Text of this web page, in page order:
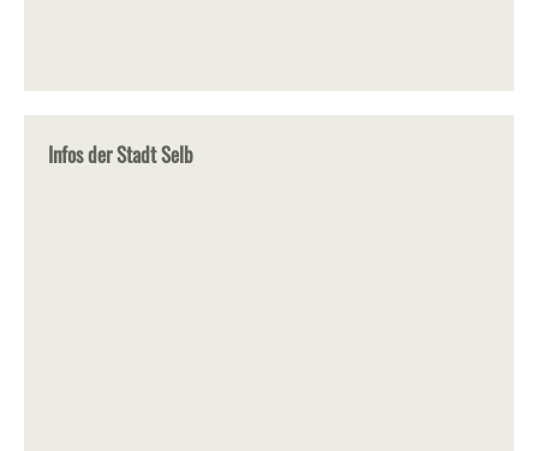
Infos der Stadt Selb